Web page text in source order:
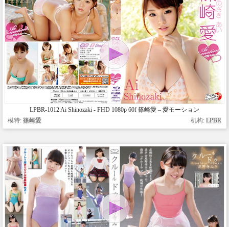
LPBR-1012 Ai Shinozaki - FHD 1080p 60f 篠崎愛 – 愛モーション
模特: 篠崎愛 机构: LPBR